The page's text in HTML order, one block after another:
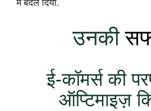
में बदल दिया.
उनकी
ई-कॉमर्स की
ऑप्टिमाइज़